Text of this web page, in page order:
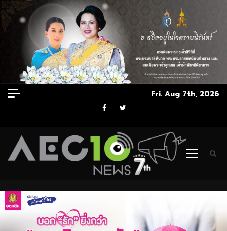
Skip
to
Fri. Aug 7th, 2026
Facebook
Twitter
Primary